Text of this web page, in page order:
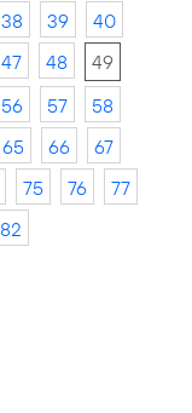
38 39
40
47 48
49
56 57
58
65 66
67
75 76
77
82